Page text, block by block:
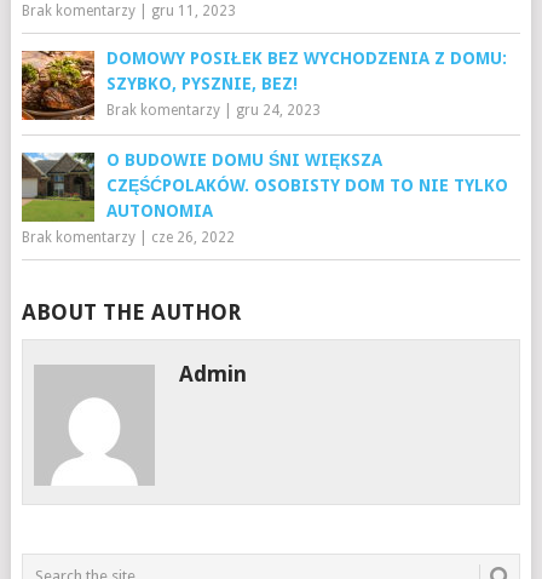
Brak komentarzy| gru 11, 2023
DOMOWY POSIŁEK BEZ WYCHODZENIA Z DOMU:
SZYBKO, PYSZNIE, BEZ!
Brak komentarzy| gru 24, 2023
O BUDOWIE DOMU ŚNI WIĘKSZA
CZĘŚĆPOLAKÓW. OSOBISTY DOM TO NIE TYLKO
AUTONOMIA
Brak komentarzy| cze 26, 2022
ABOUT THE AUTHOR
Admin